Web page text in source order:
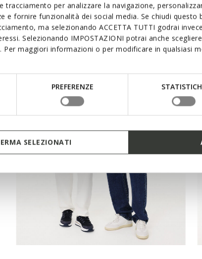
tracciamento per analizzare la navigazione,
e fornire funzionalità dei social media. Se chiudi questo
ma selezionando ACCETTA TUTTI godrai
Selezionando IMPOSTAZIONI potrai anche
Per maggiori informazioni o per modificare in qualsiasi
PREFERENZE
SELEZIONATI